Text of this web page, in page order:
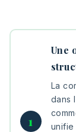
Une
La
dans
unifie